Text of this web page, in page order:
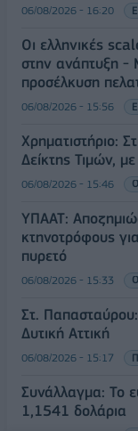
06/08/2026 - 16:20
Οι ελληνικές
στην ανάπτυξη -
προσέλκυση
06/08/2026 - 15:56
Χρηματιστήριο:
Δείκτης Τιμών,
06/08/2026 - 15:46
ΥΠΑΑΤ:
κτηνοτρόφους
πυρετό
06/08/2026 - 15:33
Στ.
Δυτική Αττική
06/08/2026 - 15:17
Συνάλλαγμα: Το
1,1541 δολάρια